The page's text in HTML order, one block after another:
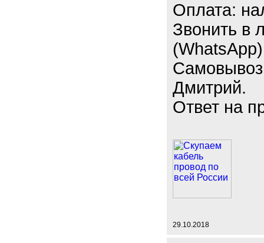
Оплата:
Звонить в
(WhatsApp)
Дмитрий.
Ответ на
29.10.2018